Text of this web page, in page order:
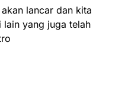
lancar dan kita
lain yang juga telah